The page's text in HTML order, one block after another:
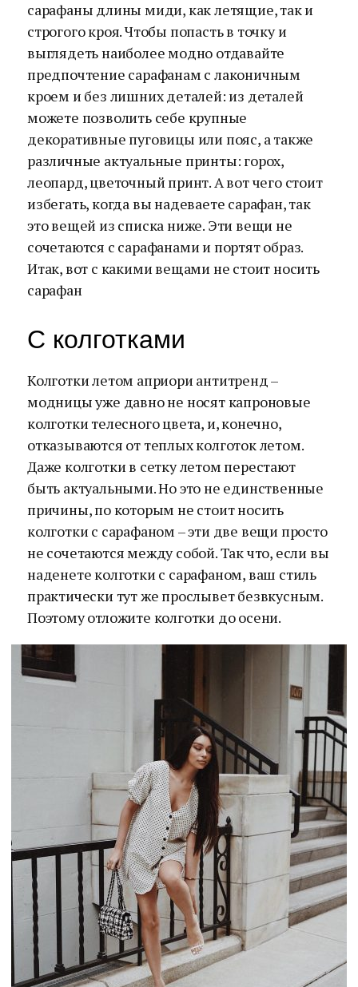
сарафаны длины миди, как летящие, так и
строгого кроя. Чтобы попасть в точку и
выглядеть наиболее модно отдавайте
предпочтение сарафанам с лаконичным
кроем и без лишних деталей: из деталей
можете позволить себе крупные
декоративные пуговицы или пояс, а также
различные актуальные принты: горох,
леопард, цветочный принт. А вот чего стоит
избегать, когда вы надеваете сарафан, так
это вещей из списка ниже. Эти вещи не
сочетаются с сарафанами и портят образ.
Итак, вот с какими вещами не стоит носить
сарафан
С колготками
Колготки летом априори антитренд –
модницы уже давно не носят капроновые
колготки телесного цвета, и, конечно,
отказываются от теплых колготок летом.
Даже колготки в сетку летом перестают
быть актуальными. Но это не единственные
причины, по которым не стоит носить
колготки с сарафаном – эти две вещи просто
не сочетаются между собой. Так что, если вы
наденете колготки с сарафаном, ваш стиль
практически тут же прослывет безвкусным.
Поэтому отложите колготки до осени.